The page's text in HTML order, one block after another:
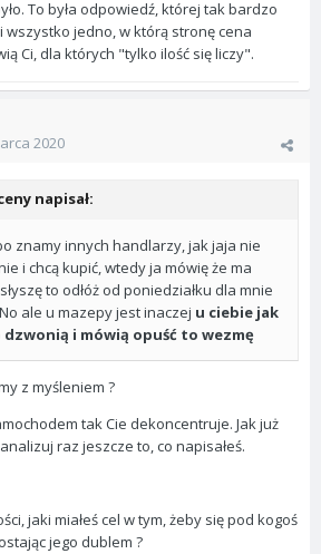
To była odpowiedź, której tak bardzo
wszystko jedno, w którą stronę cena
Ci, dla których "tylko ilość się liczy".
2020
napisał:
znamy innych handlarzy, jak jaja nie
i chcą kupić, wtedy ja mówię że ma
to odłóż od poniedziałku dla mnie
ale u mazepy jest inaczej u ciebie jak
i mówią opuść to wezmę
z myśleniem ?
tak Cie dekoncentruje. Jak już
raz jeszcze to, co napisałeś.
jaki miałeś cel w tym, żeby się pod kogoś
jego dublem ?